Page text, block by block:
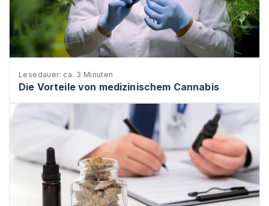
Lesedauer: ca. 3 Minuten
Die Vorteile von medizinischem Cannabis